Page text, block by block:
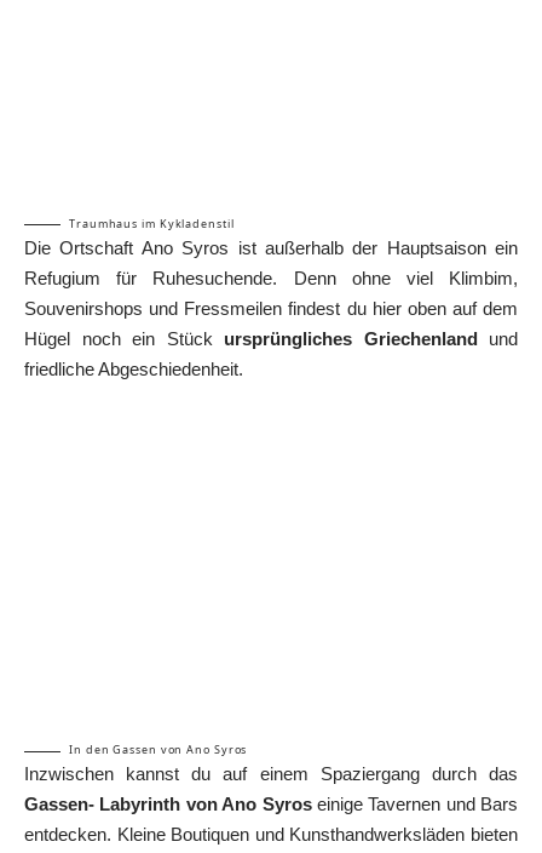
Traumhaus im Kykladenstil
Die Ortschaft Ano Syros ist außerhalb der Hauptsaison ein
Refugium für Ruhesuchende. Denn ohne viel Klimbim,
Souvenirshops und Fressmeilen findest du hier oben auf dem
Hügel noch ein Stück ursprüngliches Griechenlandund
friedliche Abgeschiedenheit.
In den Gassen von Ano Syros
Inzwischen kannst du auf einem Spaziergang durch das
Gassen- Labyrinth von Ano Syroseinige Tavernen und Bars
entdecken. Kleine Boutiquen und Kunsthandwerksläden bieten